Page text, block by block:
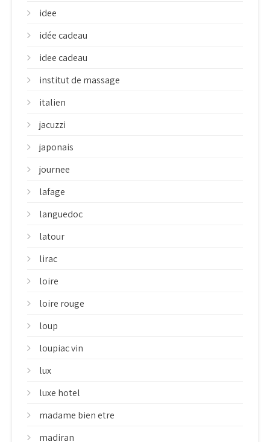
idee
idée cadeau
idee cadeau
institut de massage
italien
jacuzzi
japonais
journee
lafage
languedoc
latour
lirac
loire
loire rouge
loup
loupiac vin
lux
luxe hotel
madame bien etre
madiran